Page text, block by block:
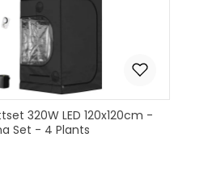
320W LED 120x120cm -
Set - 4 Plants